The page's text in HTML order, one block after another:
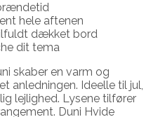
hele aftenen
dækket bord
dit tema
skaber en varm og
anledningen. Ideelle til jul,
lejlighed. Lysene tilfører
Duni Hvide